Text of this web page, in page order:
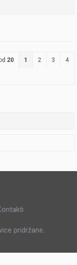
20 1 2 3 4
pridržane.